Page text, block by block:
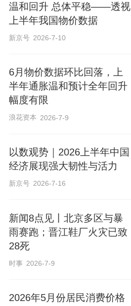
温和回升 总体平稳——透视
上半年我国物价数据
新京号 2026-7-10
6月物价数据环比回落，上
半年通胀温和预计全年回升
幅度有限
浪花资本 2026-7-9
以数观势｜2026上半年中国
经济展现强大韧性与活力
新京号 2026-7-16
新闻8点见丨北京多区与暴
雨赛跑；晋江鞋厂火灾已致
28死
时事 2026-7-9
2026年5月份居民消费价格